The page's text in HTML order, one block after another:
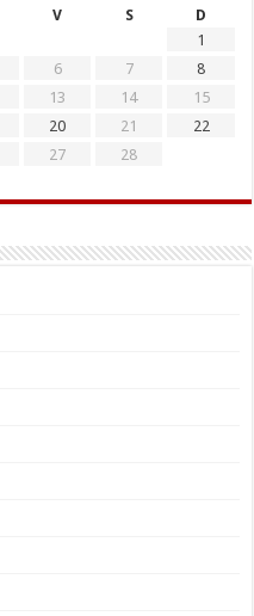
V S
D
1
6 7
8
13 14
15
20 21
22
27
28